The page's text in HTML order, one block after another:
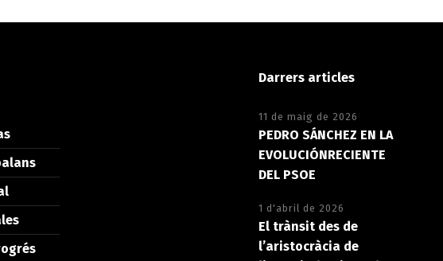
Darrers articles
11 de maig de 2026
PEDRO SÁNCHEZ EN LA
EVOLUCIÓNRECIENTE
DEL PSOE
1 d'abril de 2026
El trànsit des de
l’aristocràcia de